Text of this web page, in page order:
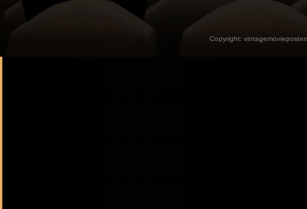
Copyright: